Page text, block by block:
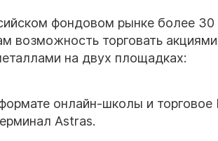
фондовом рынке более
возможность торговать
на двух площадках:
онлайн-школы и
Astras.